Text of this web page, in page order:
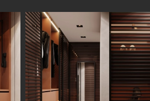
Обсудить проект